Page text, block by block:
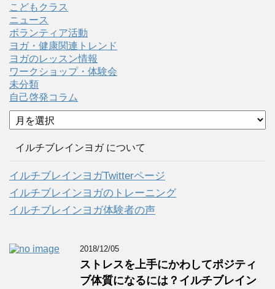
こどもクラス
ニュース
ボランティア活動
ヨガ・健康関連トレンド
ヨガのレッスン情報
ワークショップ・体験会
未分類
自己啓発コラム
ア
ー
イルチブレインヨガ について
イルチブレインヨガTwitterページ
イルチブレインヨガのトレーニング
イルチブレインヨガ体験者の声
2018/12/05
ストレスを上手にかわしてポジティ
ブ体質になるには？イルチブレイン